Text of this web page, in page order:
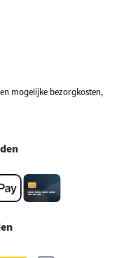
en mogelijke bezorgkosten,